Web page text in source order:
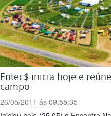
Entec$ inicia hoje e
campo
26/05/2011 ás 09:55:35